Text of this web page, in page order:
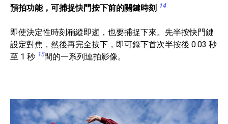
預拍功能，可捕捉快門按下前的關鍵時刻 14
即使決定性時刻稍縱即逝，也要捕捉下來。先半按快門鍵
設定對焦，然後再完全按下，即可錄下首次半按後 0.03 秒
至 1 秒 15間的一系列連拍影像。